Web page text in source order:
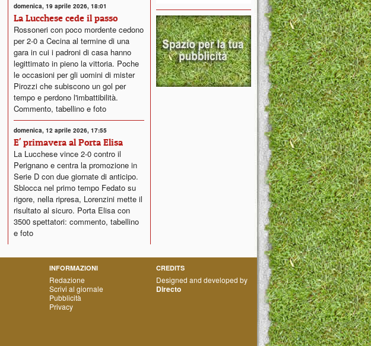
domenica, 19 aprile 2026, 18:01
La Lucchese cede il passo
Rossoneri con poco mordente cedono
per 2-0 a Cecina al termine di una
gara in cui i padroni di casa hanno
legittimato in pieno la vittoria. Poche
le occasioni per gli uomini di mister
Pirozzi che subiscono un gol per
tempo e perdono l'imbattibilità.
Commento, tabellino e foto
domenica, 12 aprile 2026, 17:55
E' primavera al Porta Elisa
La Lucchese vince 2-0 contro il
Perignano e centra la promozione in
Serie D con due giornate di anticipo.
Sblocca nel primo tempo Fedato su
rigore, nella ripresa, Lorenzini mette il
risultato al sicuro. Porta Elisa con
3500 spettatori: commento, tabellino
e foto
INFORMAZIONI
Redazione
Scrivi al giornale
Pubblicità
Privacy
CREDITS
Designed and developed by
Directo